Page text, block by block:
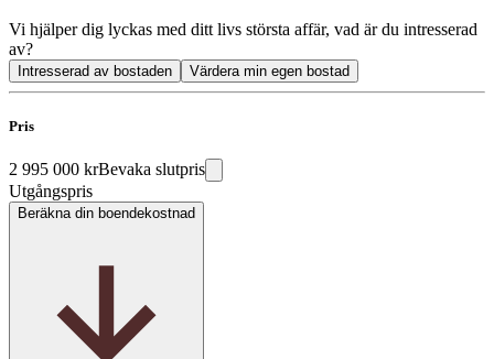
Vi hjälper dig lyckas med ditt livs största affär, vad är du intresserad
av?
Intresserad av bostaden Värdera min egen bostad
Pris
2 995 000 krBevaka slutpris
Utgångspris
Beräkna din boendekostnad